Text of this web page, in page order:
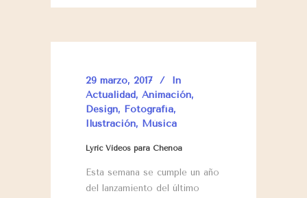
29 marzo, 2017
In
Actualidad, Animación,
Design, Fotografía,
Ilustración, Música
Lyric Videos para Chenoa
Esta semana se cumple un año
del lanzamiento del último